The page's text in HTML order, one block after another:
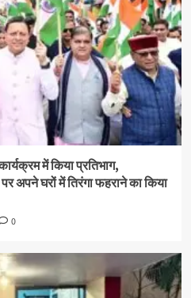
में किया प्रतिभाग,
अपने घरों में तिरंगा फहराने का किया
0